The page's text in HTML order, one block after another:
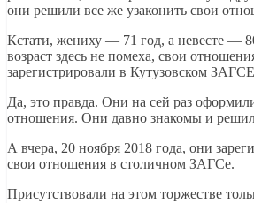
они решили все же узаконить свои
Кстати, жениху — 71 год, а невесте —
возраст здесь не помеха, свои
зарегистрировали в Кутузовском
Да, это правда. Они на сей раз
отношения. Они давно знакомы и
А вчера, 20 ноября 2018 года, они
свои отношения в столичном ЗАГСе.
Присутствовали на этом торжестве